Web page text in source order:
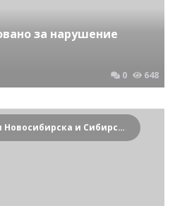
за нарушение
0 648
Криминальные новости Новосибирска и Сибирского региона